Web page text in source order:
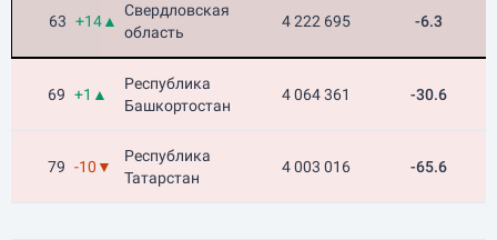
63 +14▲
Свердловская
область
4 222 695 -6.3
69 +1▲
Республика
Башкортостан
4 064 361 -30.6
79 -10▼
Республика
Татарстан
4 003 016 -65.6